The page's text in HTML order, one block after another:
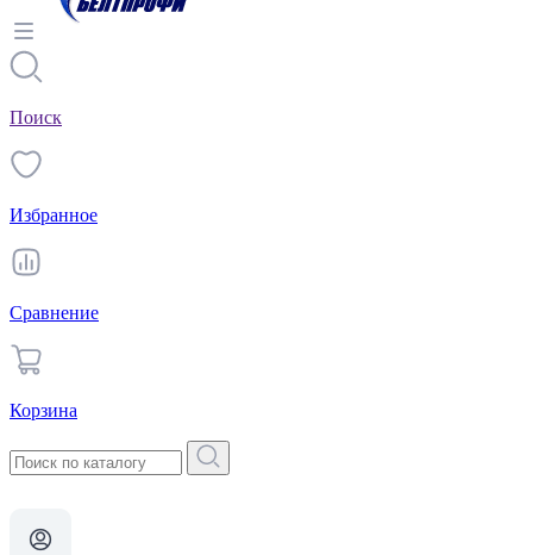
Поиск
Избранное
Сравнение
Корзина